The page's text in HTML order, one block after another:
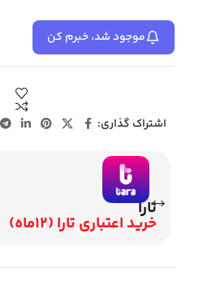
موجود شد، خبرم کن
اشتراک گذاری:
تارا
خرید اعتباری تارا (12ماه)